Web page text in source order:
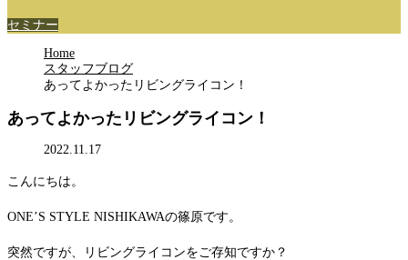
セミナー
Home
スタッフブログ
あってよかったリビングライコン！
あってよかったリビングライコン！
2022.11.17
こんにちは。
ONE’S STYLE NISHIKAWAの篠原です。
突然ですが、リビングライコンをご存知ですか？